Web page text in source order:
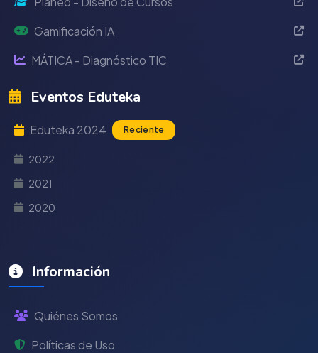
Gamificación IA
MÁTICA - Diagnóstico TIC
Eventos Eduteka
Eduteka 2024 Reciente
2022
2021
2020
Información
Quiénes Somos
Políticas de Uso